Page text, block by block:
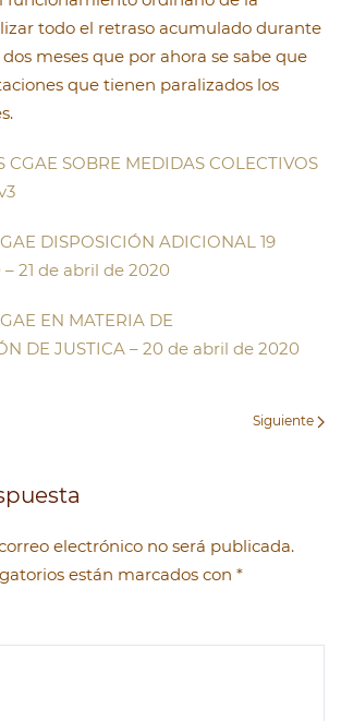
todo el retraso acumulado durante
meses que por ahora se sabe que
que tienen paralizados los
CGAE SOBRE MEDIDAS COLECTIVOS
DISPOSICIÓN ADICIONAL 19
– 21 de abril de 2020
EN MATERIA DE
DE JUSTICA – 20 de abril de 2020
Siguiente
electrónico no será publicada.
están marcados con *